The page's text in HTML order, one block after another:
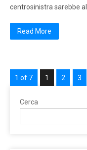
centrosinistra sarebbe al
Read More
1 of 7 1 2 3
Cerca